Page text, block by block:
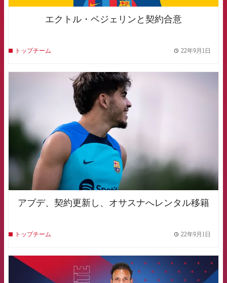
エクトル・ベジェリンと契約合意
トップチーム 22年9月1日
FCB Barcelona badge
アブデ、契約更新し、オサスナへレンタル移籍
トップチーム 22年9月1日
FCB Barcelona badge